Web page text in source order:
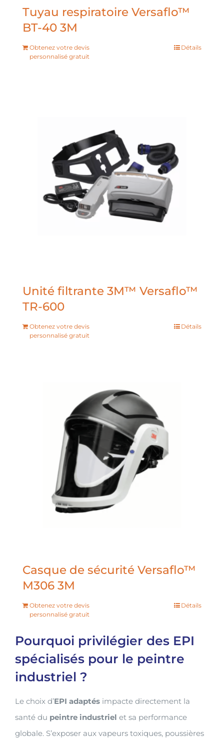
Tuyau respiratoire Versaflo™
BT-40 3M
Obtenez votre devis
personnalisé gratuit
Détails
Unité filtrante 3M™ Versaflo™
TR-600
Obtenez votre devis
personnalisé gratuit
Détails
Casque de sécurité Versaflo™
M306 3M
Obtenez votre devis
personnalisé gratuit
Détails
Pourquoi privilégier des EPI
spécialisés pour le peintre
industriel ?
Le choix d’EPI adaptés impacte directement la
santé du peintre industriel et sa performance
globale. S’exposer aux vapeurs toxiques, poussières